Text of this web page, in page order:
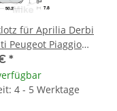
für Aprilia Derbi
Peugeot Piaggio
*
4 - 5 Werktage